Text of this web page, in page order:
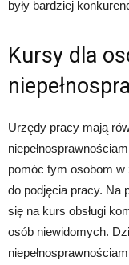
były bardziej
Kursy dla
Urzędy pracy mają
pomóc tym osobom w
do podjęcia pracy. Na
się na kurs obsługi
osób niewidomych.